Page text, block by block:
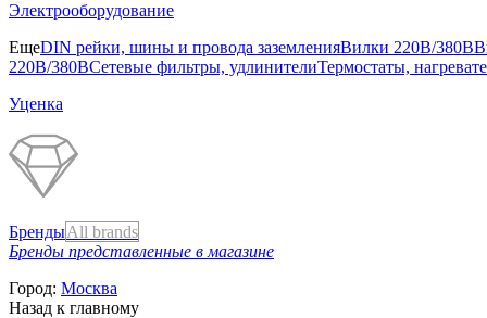
Электрооборудование
ЕщеDIN рейки, шины и провода заземленияВилки 220В/380В
220В/380ВСетевые фильтры, удлинителиТермостаты,
Уценка
БрендыAll brands
Бренды представленные в магазине
Город: Москва
Назад к главному